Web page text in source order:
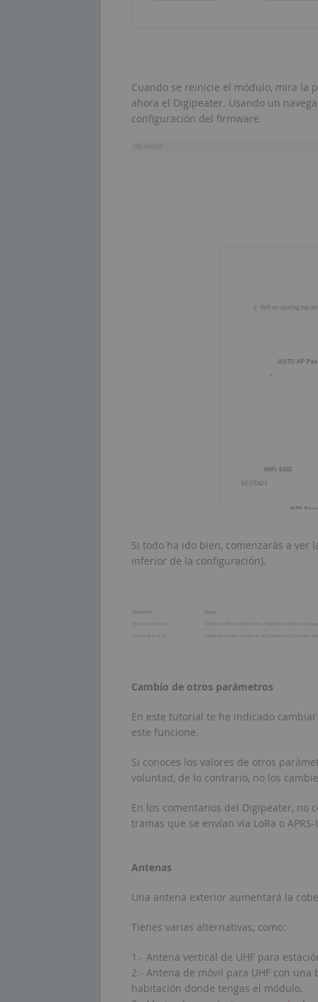
Cuando se reinicie el módulo, mira la
ahora el Digipeater. Usando un
configuración del firmware.
Si todo ha ido bien, comenzarás a
inferior de la configuración).
Cambio de otros parámetros
En este tutorial te he indicado
este funcione.
Si conoces los valores de otros
voluntad, de lo contrario, no los
En los comentarios del Digipeater, no
tramas que se envían vía LoRa o APRS-
Antenas
Una antena exterior aumentará la
Tienes varias alternativas, como:
1.- Antena vertical de UHF para
2.- Antena de móvil para UHF con
habitación donde tengas el módulo.